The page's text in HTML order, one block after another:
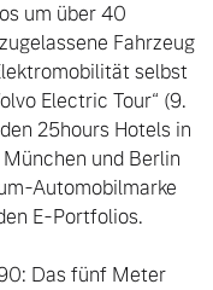
um über 40
Fahrzeug
selbst
Electric Tour“ (9.
25hours Hotels in
und Berlin
Automobilmarke
E-Portfolios.
Das fünf Meter